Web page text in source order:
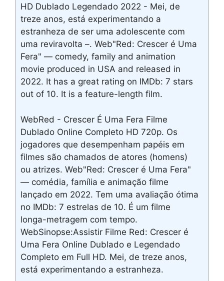
HD Dublado Legendado 2022 - Mei, de
treze anos, está experimentando a
estranheza de ser uma adolescente com
uma reviravolta –. Web"Red: Crescer é Uma
Fera" — comedy, family and animation
movie produced in USA and released in
2022. It has a great rating on IMDb: 7 stars
out of 10. It is a feature-length film.
WebRed - Crescer É Uma Fera Filme
Dublado Online Completo HD 720p. Os
jogadores que desempenham papéis em
filmes são chamados de atores (homens)
ou atrizes. Web"Red: Crescer é Uma Fera"
— comédia, família e animação filme
lançado em 2022. Tem uma avaliação ótima
no IMDb: 7 estrelas de 10. É um filme
longa-metragem com tempo.
WebSinopse:Assistir Filme Red: Crescer é
Uma Fera Online Dublado e Legendado
Completo em Full HD. Mei, de treze anos,
está experimentando a estranheza.